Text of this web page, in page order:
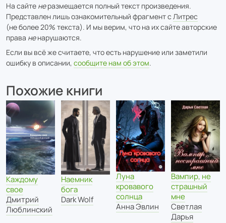
На сайте неразмещается полный текст произведения.
Представлен лишь ознакомительный фрагмент с Литрес
(не более 20% текста). И мы верим, что на их сайте авторские
права ненарушаются.
Если вы всё же считаете, что есть нарушение или заметили
ошибку в описании, сообщите нам об этом.
Похожие книги
Каждому
свое
Дмитрий
Люблинский
Наемник
бога
Dark Wolf
Луна
кровавого
солнца
Анна Эвлин
Вампир, не
страшный
мне
Светлая
Дарья